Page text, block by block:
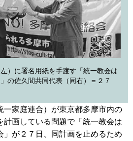
）に署名用紙を手渡す「統一教会は
の佐久間共同代表（同右）＝２７
家庭連合）が東京都多摩市内の
計画している問題で「統一教会は
が２７日、同計画を止めるため